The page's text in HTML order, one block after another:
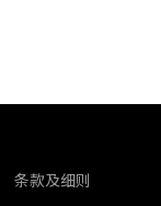
条款及细则